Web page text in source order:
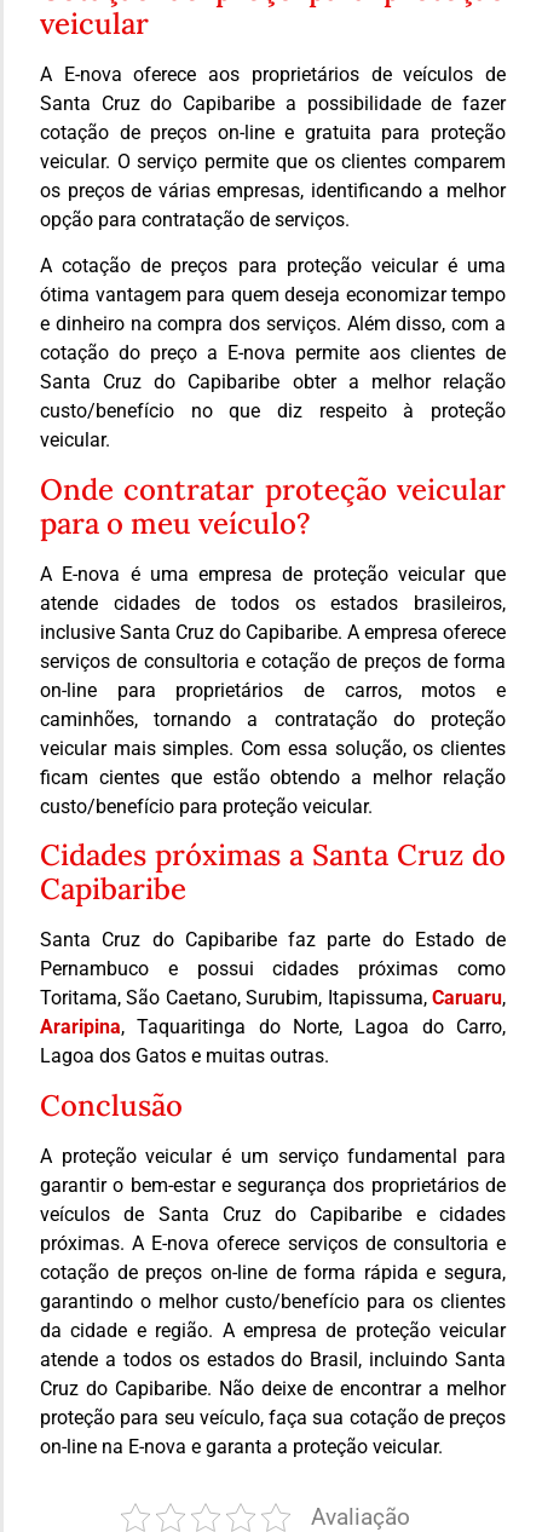
veicular
A E-nova oferece aos proprietários de veículos de
Santa Cruz do Capibaribe a possibilidade de fazer
cotação de preços on-line e gratuita para proteção
veicular. O serviço permite que os clientes comparem
os preços de várias empresas, identificando a melhor
opção para contratação de serviços.
A cotação de preços para proteção veicular é uma
ótima vantagem para quem deseja economizar tempo
e dinheiro na compra dos serviços. Além disso, com a
cotação do preço a E-nova permite aos clientes de
Santa Cruz do Capibaribe obter a melhor relação
custo/benefício no que diz respeito à proteção
veicular.
Onde contratar proteção veicular
para o meu veículo?
A E-nova é uma empresa de proteção veicular que
atende cidades de todos os estados brasileiros,
inclusive Santa Cruz do Capibaribe. A empresa oferece
serviços de consultoria e cotação de preços de forma
on-line para proprietários de carros, motos e
caminhões, tornando a contratação do proteção
veicular mais simples. Com essa solução, os clientes
ficam cientes que estão obtendo a melhor relação
custo/benefício para proteção veicular.
Cidades próximas a Santa Cruz do
Capibaribe
Santa Cruz do Capibaribe faz parte do Estado de
Pernambuco e possui cidades próximas como
Toritama, São Caetano, Surubim, Itapissuma, Caruaru,
Araripina, Taquaritinga do Norte, Lagoa do Carro,
Lagoa dos Gatos e muitas outras.
Conclusão
A proteção veicular é um serviço fundamental para
garantir o bem-estar e segurança dos proprietários de
veículos de Santa Cruz do Capibaribe e cidades
próximas. A E-nova oferece serviços de consultoria e
cotação de preços on-line de forma rápida e segura,
garantindo o melhor custo/benefício para os clientes
da cidade e região. A empresa de proteção veicular
atende a todos os estados do Brasil, incluindo Santa
Cruz do Capibaribe. Não deixe de encontrar a melhor
proteção para seu veículo, faça sua cotação de preços
on-line na E-nova e garanta a proteção veicular.
Avaliação